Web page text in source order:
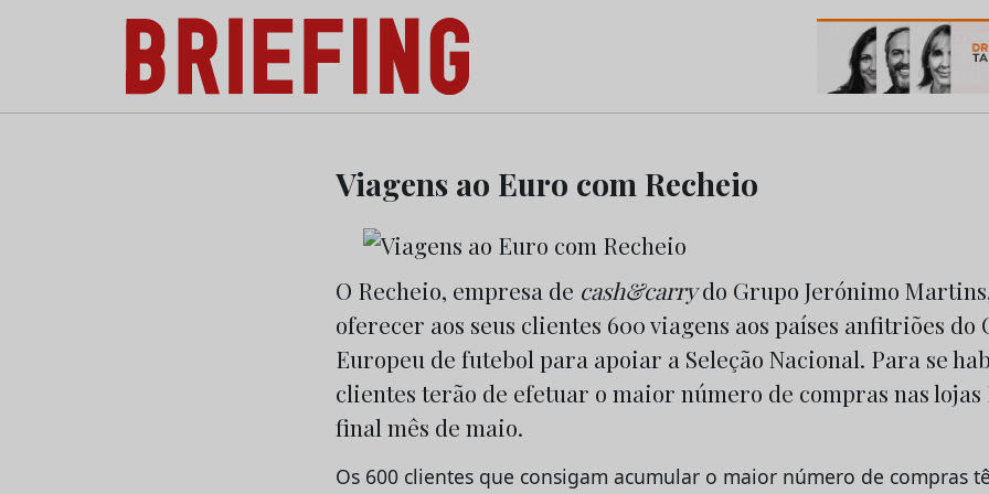
Briefing: Todas as notícias sobre os negócios do Marketing e da Publicidade
Viagens ao Euro com Recheio
O Recheio, empresa de cash&carrydo Grupo Jerónimo
oferecer aos seus clientes 600 viagens aos países anfitriões do
Europeu de futebol para apoiar a Seleção Nacional. Para se
clientes terão de efetuar o maior número de compras nas lojas
final mês de maio.
Os 600 clientes que consigam acumular o maior número de compras